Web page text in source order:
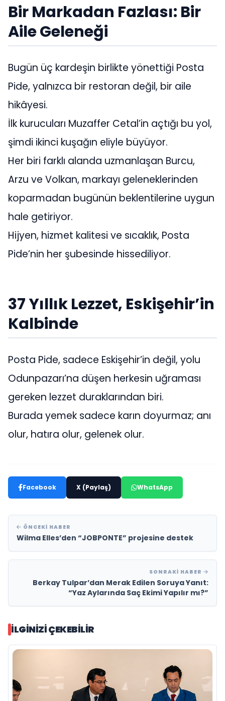
Bir Markadan Fazlası: Bir
Aile Geleneği
Bugün üç kardeşin birlikte yönettiği Posta
Pide, yalnızca bir restoran değil, bir aile
hikâyesi.
İlk kurucuları Muzaffer Cetal’in açtığı bu yol,
şimdi ikinci kuşağın eliyle büyüyor.
Her biri farklı alanda uzmanlaşan Burcu,
Arzu ve Volkan, markayı geleneklerinden
koparmadan bugünün beklentilerine uygun
hale getiriyor.
Hijyen, hizmet kalitesi ve sıcaklık, Posta
Pide’nin her şubesinde hissediliyor.
37 Yıllık Lezzet, Eskişehir’in
Kalbinde
Posta Pide, sadece Eskişehir’in değil, yolu
Odunpazarı’na düşen herkesin uğraması
gereken lezzet duraklarından biri.
Burada yemek sadece karın doyurmaz; anı
olur, hatıra olur, gelenek olur.
Facebook X (Paylaş) WhatsApp
ÖNCEKI HABER
Wilma Elles’den “JOBPONTE” projesine destek
SONRAKI HABER
Berkay Tulpar’dan Merak Edilen Soruya Yanıt:
“Yaz Aylarında Saç Ekimi Yapılır mı?”
İLGINIZI ÇEKEBILIR